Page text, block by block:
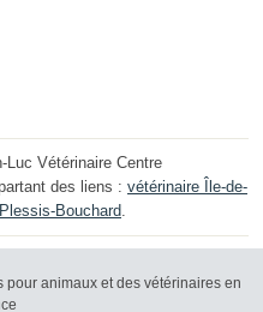
Luc Vétérinaire Centre
des liens : vétérinaire Île-de-
Bouchard.
animaux et des vétérinaires en